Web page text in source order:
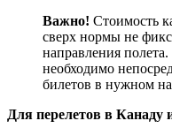
Важно! Стоимость
сверх нормы не
направления
необходимо
билетов в нужном
Для перелетов в